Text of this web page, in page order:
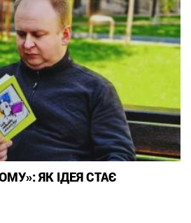
ЯК ІДЕЯ СТАЄ